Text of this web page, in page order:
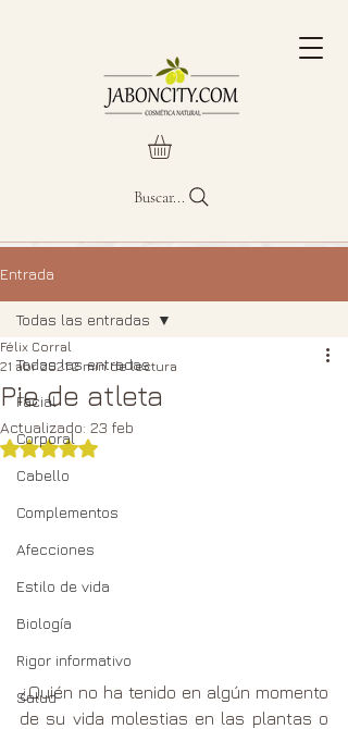
Buscar...
Entrada
Todas las entradas
Facial
Corporal
Cabello
Complementos
Afecciones
Estilo de vida
Biología
Rigor informativo
Salud
Todas las entradas
Pie de atleta
Félix Corral
21 abr 2021 2 min de lectura
Actualizado: 23 feb
Obtuvo NaN de 5 estrellas.
¿Quién no ha tenido en algún momento
de su vida molestias en las plantas o